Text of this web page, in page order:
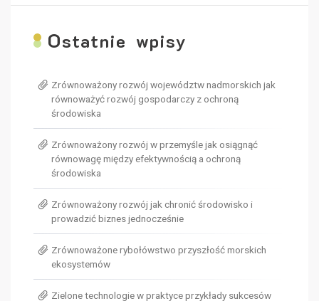
Ostatnie wpisy
Zrównoważony rozwój województw nadmorskich jak
równoważyć rozwój gospodarczy z ochroną
środowiska
Zrównoważony rozwój w przemyśle jak osiągnąć
równowagę między efektywnością a ochroną
środowiska
Zrównoważony rozwój jak chronić środowisko i
prowadzić biznes jednocześnie
Zrównoważone rybołówstwo przyszłość morskich
ekosystemów
Zielone technologie w praktyce przykłady sukcesów